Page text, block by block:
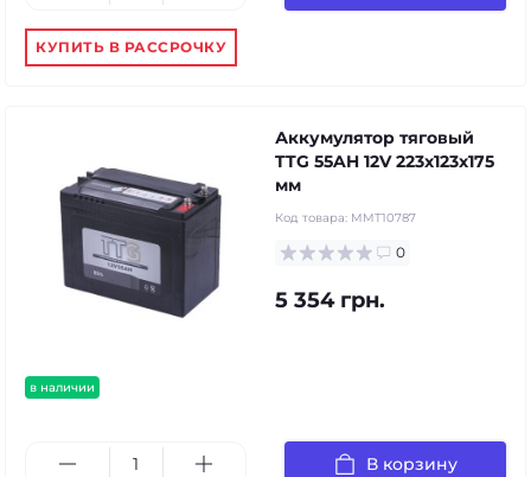
КУПИТЬ В РАССРОЧКУ
в наличии
Аккумулятор тяговый
TTG 55AH 12V 223х123х175
мм
Код товара: MMT10787
0
5 354 грн.
В корзину